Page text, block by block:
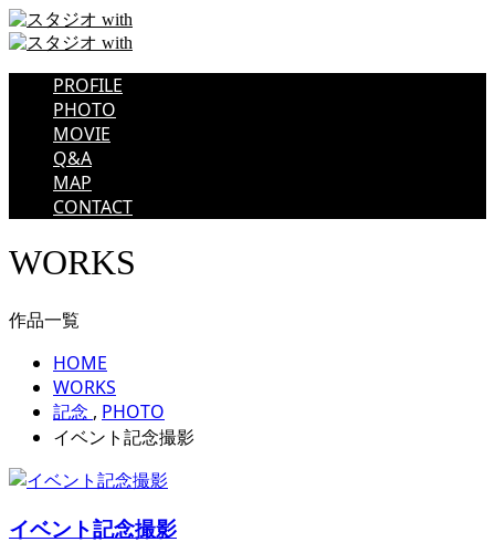
PROFILE
PHOTO
MOVIE
Q&A
MAP
CONTACT
WORKS
作品一覧
HOME
WORKS
記念 , PHOTO
イベント記念撮影
イベント記念撮影